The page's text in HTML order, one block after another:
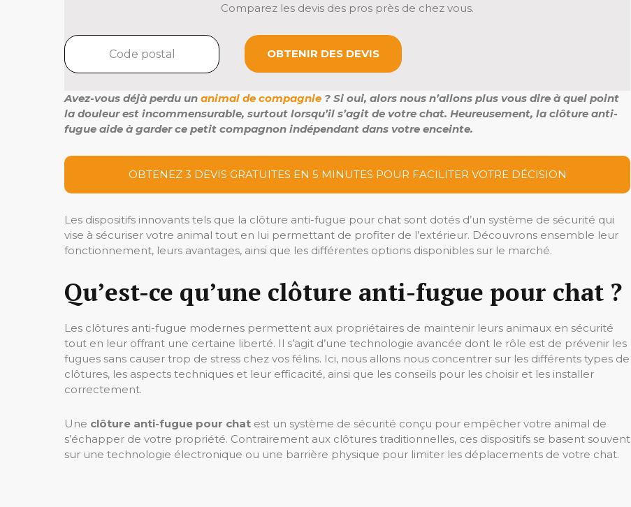
Comparez les devis des pros près de chez vous.
OBTENIR DES DEVIS
Avez-vous déjà perdu un animal de compagnie ? Si oui, alors nous n’allons plus vous dire à quel point
la douleur est incommensurable, surtout lorsqu’il s’agit de votre chat. Heureusement, la clôture anti-
fugue aide à garder ce petit compagnon indépendant dans votre enceinte.
OBTENEZ 3 DEVIS GRATUITES EN 5 MINUTES POUR FACILITER VOTRE DÉCISION
Les dispositifs innovants tels que la clôture anti-fugue pour chat sont dotés d’un système de sécurité qui
vise à sécuriser votre animal tout en lui permettant de profiter de l’extérieur. Découvrons ensemble leur
fonctionnement, leurs avantages, ainsi que les différentes options disponibles sur le marché.
Qu’est-ce qu’une clôture anti-fugue pour chat ?
Les clôtures anti-fugue modernes permettent aux propriétaires de maintenir leurs animaux en sécurité
tout en leur offrant une certaine liberté. Il s’agit d’une technologie avancée dont le rôle est de prévenir les
fugues sans causer trop de stress chez vos félins. Ici, nous allons nous concentrer sur les différents types de
clôtures, les aspects techniques et leur efficacité, ainsi que les conseils pour les choisir et les installer
correctement.
Une clôture anti-fugue pour chat est un système de sécurité conçu pour empêcher votre animal de
s’échapper de votre propriété. Contrairement aux clôtures traditionnelles, ces dispositifs se basent souvent
sur une technologie électronique ou une barrière physique pour limiter les déplacements de votre chat.